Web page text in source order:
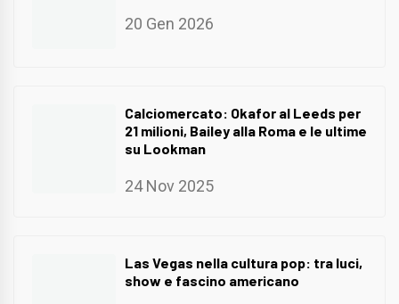
20 Gen 2026
Calciomercato: Okafor al Leeds per
21 milioni, Bailey alla Roma e le ultime
su Lookman
24 Nov 2025
Las Vegas nella cultura pop: tra luci,
show e fascino americano